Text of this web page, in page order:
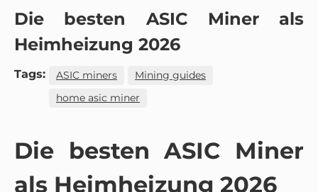
Die besten ASIC Miner als
Heimheizung 2026
Tags: ASIC miners
Mining guides
home asic miner
Die besten ASIC Miner
als Heimheizung 2026